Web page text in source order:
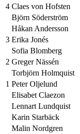
4 Claes von Hofsten
Björn Söderström
Håkan Andersson
3 Erika Jonés
Sofia Blomberg
2 Greger Nässén
Torbjörn Holmquist
1 Peter Oljelund
Elisabet Claezon
Lennart Lundquist
Karin Starbäck
Malin Nordgren